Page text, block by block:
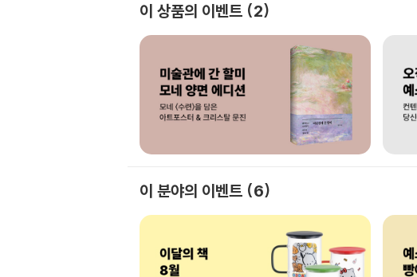
이 상품의 이벤트 2
이 분야의 이벤트 6